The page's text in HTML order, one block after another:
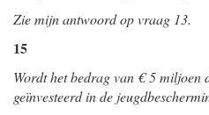
Zie mijn antwoord op vraag 13.
15
Wordt het bedrag van € 5 miljoen
geïnvesteerd in de